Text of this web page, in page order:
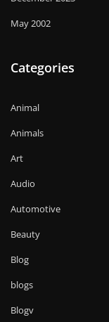
May 2002
Categories
Animal
Animals
Art
Audio
Automotive
Beauty
Blog
blogs
Blogv